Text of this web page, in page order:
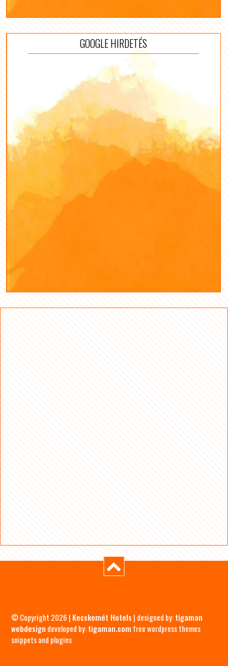
GOOGLE HIRDETÉS
© Copyright 2026 | Kecskemét Hotels | designed by:tigaman
webdesign developed by:tigaman.com free wordpress themes
snippets and plugins